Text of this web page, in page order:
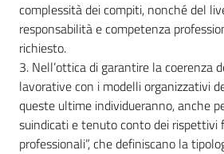
Imprese
Chi
siamo
complessità dei compiti, nonché del
responsabilità e competenza
richiesto.
3. Nell’ottica di garantire la coerenza
lavorative con i modelli organizzativi
queste ultime individueranno, anche
suindicati e tenuto conto dei rispettivi
professionali”, che definiscano la